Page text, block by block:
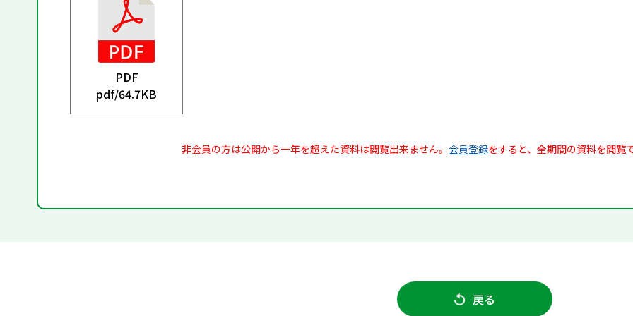
PDF
pdf/64.7KB
非会員の方は公開から一年を超えた資料は閲覧出来ません。 会員登録をすると、全期間の資料を閲覧
戻る